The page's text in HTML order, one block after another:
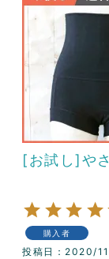
[お試し]や
購入者
投稿日 2020/